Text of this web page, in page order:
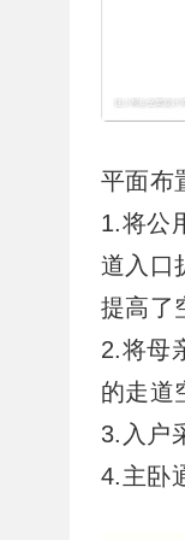
平面布
1.将公
道入口
提高了
2.将母
的走道
3.入户
4.主卧